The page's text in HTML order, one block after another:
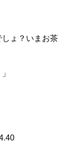
ょ？いまお茶